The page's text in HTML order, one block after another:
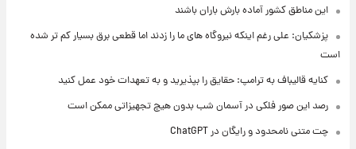
این مناطق کشور آماده بارش باران باشند
پزشکیان: علی رغم اینکه نیروگاه های ما را زدند اما قطعی برق بسیار کم تر شده
است
کنایه قالیباف به ترامپ: حقایق را بپذیرید و به تعهدات خود عمل کنید
رصد این صور فلکی در آسمان شب بدون هیچ تجهیزاتی ممکن است
چت متنی نامحدود و رایگان در ChatGPT